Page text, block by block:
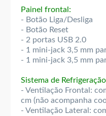
Painel frontal:
- Botão Liga/Desliga
- Botão Reset
- 2 portas USB 2.0
- 1 mini-jack 3,5 mm
- 1 mini-jack 3,5 mm
Sistema de
- Ventilação Frontal:
cm (não acompanha
- Ventilação Lateral: